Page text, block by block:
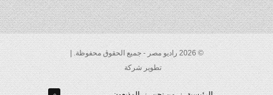
© 2026 راديو مصر - جميع الحقوق محفوظة. |
تطوير شركة